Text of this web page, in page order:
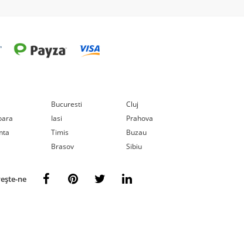
Bucuresti
Cluj
Iasi
Prahova
Timis
Buzau
Brasov Sibiu
ne